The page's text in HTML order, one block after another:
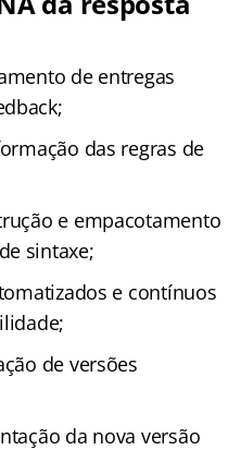
de entregas
das regras de
e empacotamento
sintaxe;
e contínuos
de versões
da nova versão